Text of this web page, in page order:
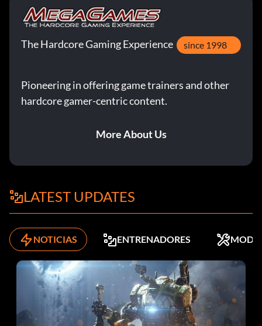
The Hardcore Gaming Experience since 1998
Pioneering in offering game trainers and other
hardcore gamer-centric content.
More About Us
LATEST UPDATES
NOTICIAS ENTRENADORES MODS